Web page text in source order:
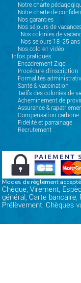
Notre charte
Notre charte de
Nos garanties
Nos séjours de
Nos colonies de
Nos séjours 18-25 ans
Nos colo en vidéo
Infos pratiques
Encadrement Zigo
Procédure d'inscription
Formalités
Santé & vaccination
Tarifs des colonies de
Acheminement de
Assurance &
Compensation carbone
Fidélité et parrainage
Recrutement
Modes de règlement
Chèque, Virement,
général, Carte
Prélèvement, Chèques